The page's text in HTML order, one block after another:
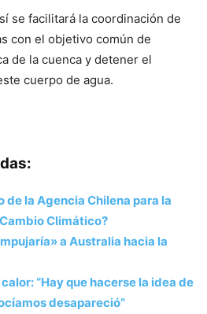
se facilitará la coordinación de
con el objetivo común de
de la cuenca y detener el
cuerpo de agua.
de la Agencia Chilena para la
Climático?
a Australia hacia la
“Hay que hacerse la idea de
desapareció”